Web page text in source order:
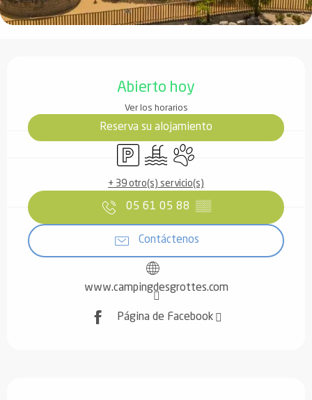
Abierto hoy
Ver los horarios
Reserva su alojamiento
Aparcamiento
PiscinaSe aceptan animales
+ 39 otro(s) servicio(s)
05 61 05 88 ▒▒
Contáctenos
www.campingdesgrottes.com
Página de Facebook